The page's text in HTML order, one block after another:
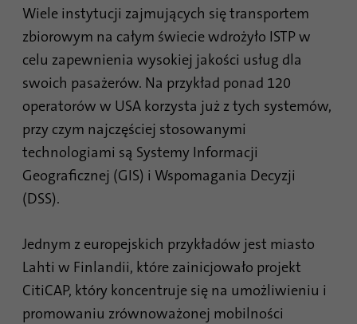
Wiele instytucji zajmujących się transportem
zbiorowym na całym świecie wdrożyło ISTP w
celu zapewnienia wysokiej jakości usług dla
swoich pasażerów. Na przykład ponad 120
operatorów w USA korzysta już z tych systemów,
przy czym najczęściej stosowanymi
technologiami są Systemy Informacji
Geograficznej (GIS) i Wspomagania Decyzji
(DSS).
Jednym z europejskich przykładów jest miasto
Lahti w Finlandii, które zainicjowało projekt
CitiCAP, który koncentruje się na umożliwieniu i
promowaniu zrównoważonej mobilności